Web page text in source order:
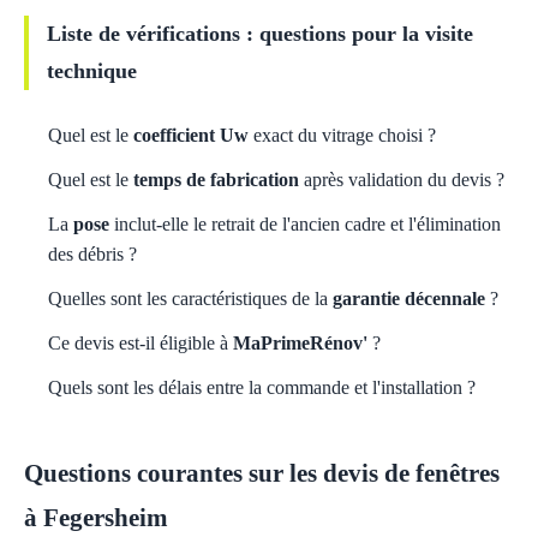
Liste de vérifications : questions pour la visite
technique
Quel est le coefficient Uw exact du vitrage choisi ?
Quel est le temps de fabrication après validation du devis ?
La pose inclut-elle le retrait de l'ancien cadre et l'élimination
des débris ?
Quelles sont les caractéristiques de la garantie décennale ?
Ce devis est-il éligible à MaPrimeRénov' ?
Quels sont les délais entre la commande et l'installation ?
Questions courantes sur les devis de fenêtres
à Fegersheim